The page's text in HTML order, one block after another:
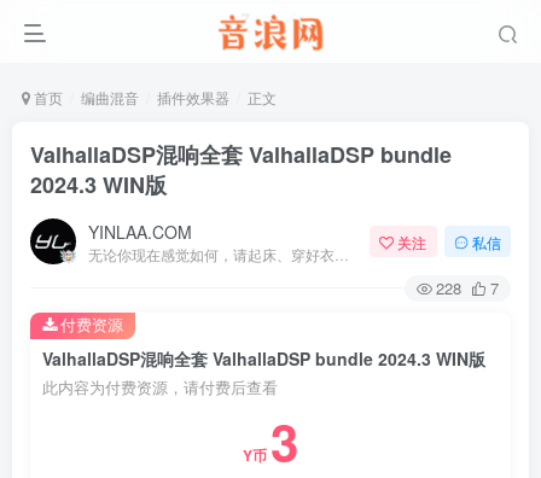
首页 编曲混音 插件效果器 正文
ValhallaDSP混响全套 ValhallaDSP bundle
2024.3 WIN版
YINLAA.COM 关注 私信
228 7
ValhallaDSP混响全套 ValhallaDSP bundle 2024.3 WIN版
此内容为付费资源，请付费后查看
Y币 3
付费资源